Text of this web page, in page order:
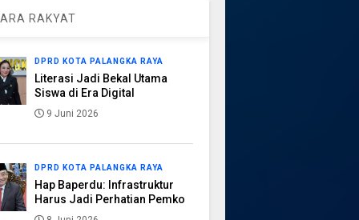
RAKYAT
DPRD KOTA PALANGKA RAYA
Literasi Jadi Bekal Utama
Siswa di Era Digital
9 Juni 2026
DPRD KOTA PALANGKA RAYA
Hap Baperdu: Infrastruktur
Harus Jadi Perhatian Pemko